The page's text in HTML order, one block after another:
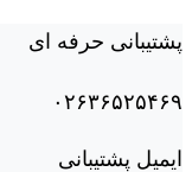
پشتیبانی حرفه ای
۰۲۶۳۶۵۲۵۴۶۹
ایمیل پشتیبانی